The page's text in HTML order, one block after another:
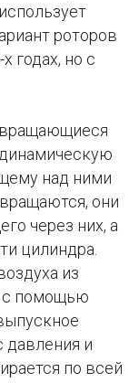
роторов
годах, но с
над ними
они
через них, а
цилиндра.
из
с помощью
давления и
по всей